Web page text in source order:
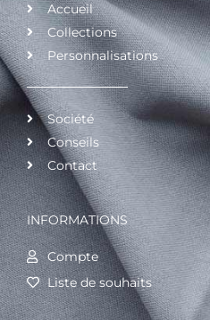
Accueil
Collections
Personnalisations
Société
Conseils
Contact
INFORMATIONS
Compte
Liste de souhaits